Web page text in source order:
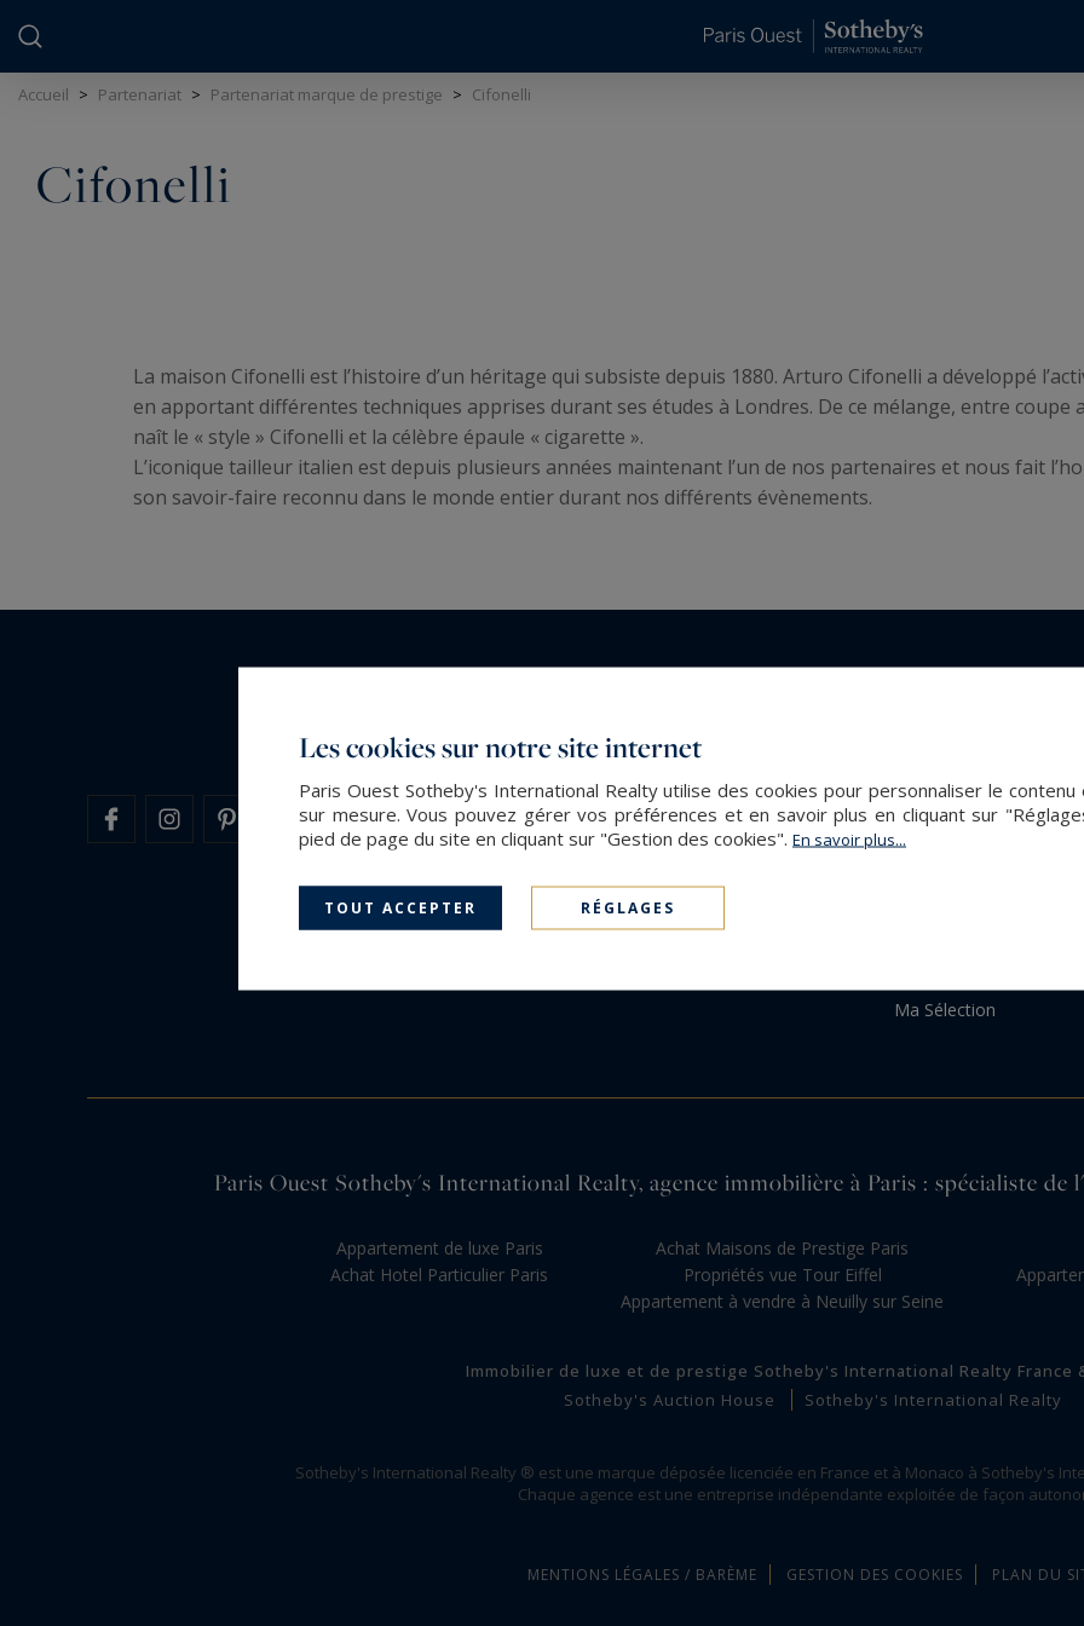
Accueil > Partenariat > Partenariat marque de prestige > Cifonelli
Cifonelli
La maison Cifonelli est l’histoire d’un héritage qui subsiste depuis 1880. Arturo Cifonelli a développé
en apportant différentes techniques apprises durant ses études à Londres. De ce mélange, entre coupe
naît le « style » Cifonelli et la célèbre épaule « cigarette ».
L’iconique tailleur italien est depuis plusieurs années maintenant l’un de nos partenaires et nous fait
son savoir-faire reconnu dans le monde entier durant nos différents évènements.
Immeubles
Programmes neufs
Ma Sélection
Paris Ouest Sotheby's International Realty, agence immobilière à Paris : spécialiste
Appartement de luxe Paris
Achat Hotel Particulier Paris
Achat Maisons de Prestige Paris
Propriétés vue Tour Eiffel
Appartement à vendre à Neuilly sur Seine
Immobilier de luxe et de prestige Sotheby's International Realty France
Sotheby's Auction House
Sotheby's International Realty
Sotheby's International Realty ® est une marque déposée licenciée en France et à Monaco à Sotheby's
Chaque agence est une entreprise indépendante exploitée de façon
MENTIONS LÉGALES / BARÈME GESTION DES COOKIES PLAN DU
Les cookies sur notre site internet
Paris Ouest Sotheby's International Realty utilise des cookies pour personnaliser le
sur mesure. Vous pouvez gérer vos préférences et en savoir plus en cliquant sur
pied de page du site en cliquant sur "Gestion des cookies". En savoir plus...
TOUT ACCEPTER RÉGLAGES